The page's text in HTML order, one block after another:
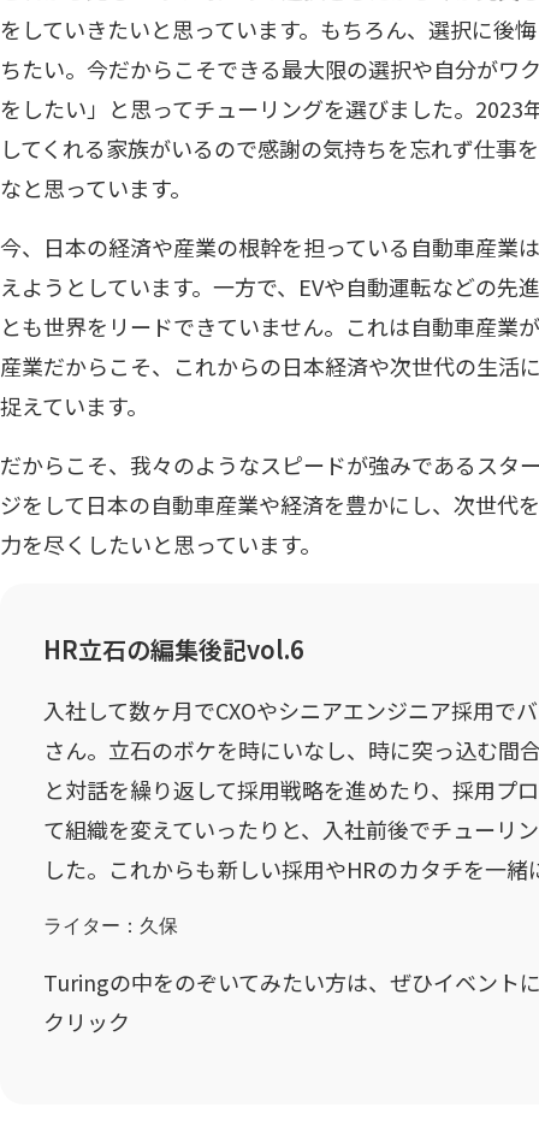
をしていきたいと思っています。もちろん、選択に後
ちたい。今だからこそできる最大限の選択や自分がワ
をしたい」と思ってチューリングを選びました。2023
してくれる家族がいるので感謝の気持ちを忘れず仕事
なと思っています。
今、日本の経済や産業の根幹を担っている自動車産業
えようとしています。一方で、EVや自動運転などの先
とも世界をリードできていません。これは自動車産業
産業だからこそ、これからの日本経済や次世代の生活
捉えています。
だからこそ、我々のようなスピードが強みであるスタ
ジをして日本の自動車産業や経済を豊かにし、次世代
力を尽くしたいと思っています。
HR立石の編集後記vol.6
入社して数ヶ月でCXOやシニアエンジニア採用で
さん。立石のボケを時にいなし、時に突っ込む間
と対話を繰り返して採用戦略を進めたり、採用プ
て組織を変えていったりと、入社前後でチューリ
した。これからも新しい採用やHRのカタチを一
ライター：久保
Turingの中をのぞいてみたい方は、ぜひイベント
クリック